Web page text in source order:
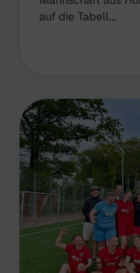
auf die Tabell…